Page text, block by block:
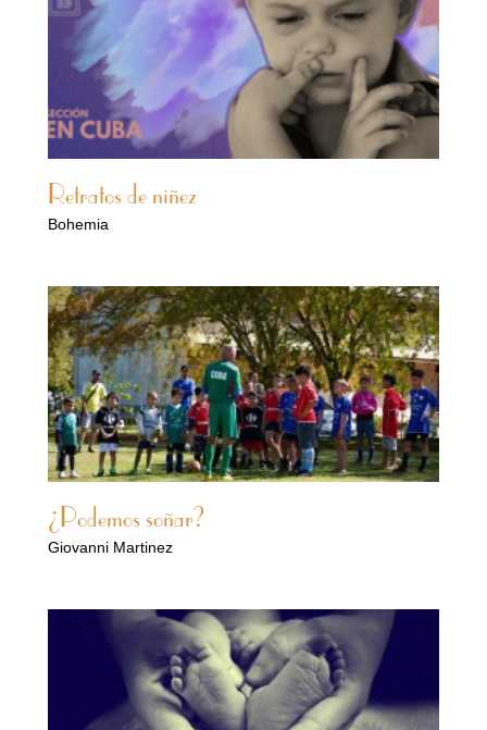
Retratos de niñez
Bohemia
¿Podemos soñar?
Giovanni Martinez